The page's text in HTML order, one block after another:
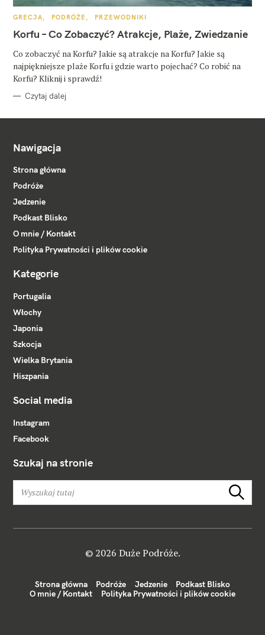
K
T
E
O
R
I
GRECJA PODRÓŻE PRZEWODNIKI
Korfu – Co Zobaczyć? Atrakcje, Plaże, Zwiedzanie
Co zobaczyć na Korfu? Jakie są atrakcje na Korfu? Jakie są
najpiękniejsze plaże Korfu i gdzie warto pojechać? Co robić na
Korfu? Kliknij i sprawdź!
Czytaj dalej
Nawigacja
Strona główna
Podróże
Jedzenie
Podkast Blisko
O mnie / Kontakt
Polityka Prywatności i plików cookie
Kategorie
Portugalia
Włochy
Japonia
Szkocja
Wielka Brytania
Hiszpania
Social media
Instagram
Facebook
Szukaj na stronie
Szukaj
Strona główna Podróże Jedzenie
Podkast Blisko
O mnie / Kontakt
Polityka Prywatności i plików cookie
© 2026 Duże Podróże.